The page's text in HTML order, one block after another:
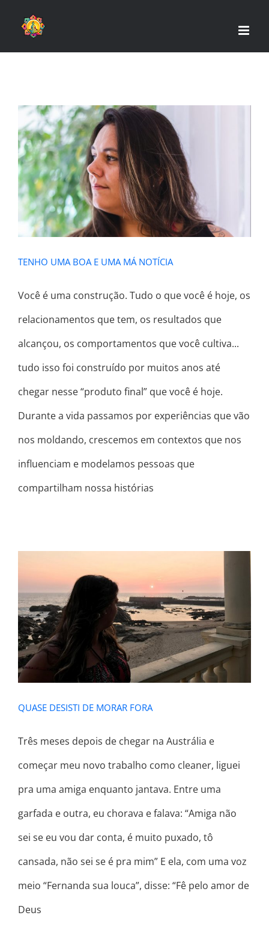
TENHO UMA BOA E UMA MÁ
NOTÍCIA
TENHO UMA BOA E UMA MÁ NOTÍCIA
Você é uma construção. Tudo o que você é hoje, os
relacionamentos que tem, os resultados que
alcançou, os comportamentos que você cultiva...
tudo isso foi construído por muitos anos até
chegar nesse “produto final” que você é hoje. ⠀
Durante a vida passamos por experiências que vão
nos moldando, crescemos em contextos que nos
influenciam e modelamos pessoas que
compartilham nossa histórias
QUASE DESISTI DE MORAR FORA
QUASE DESISTI DE MORAR FORA
Três meses depois de chegar na Austrália e
começar meu novo trabalho como cleaner, liguei
pra uma amiga enquanto jantava. Entre uma
garfada e outra, eu chorava e falava: “Amiga não
sei se eu vou dar conta, é muito puxado, tô
cansada, não sei se é pra mim” E ela, com uma voz
meio “Fernanda sua louca”, disse: “Fê pelo amor de
Deus